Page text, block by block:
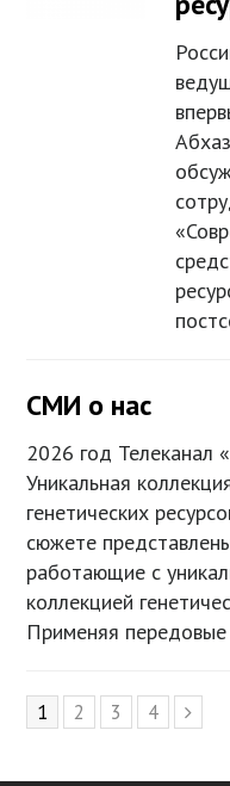
СМИ о нас
2026 год Телеканал
Уникальная
генетических
сюжете
работающие с
коллекцией
Применяя
Page
1 Page
2 Page
3 Page
4